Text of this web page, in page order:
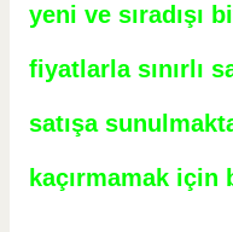
yeni ve sıradışı
fiyatlarla sınırlı
satışa
kaçırmamak için